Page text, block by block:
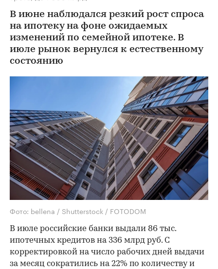
В июне наблюдался резкий рост спроса
на ипотеку на фоне ожидаемых
изменений по семейной ипотеке. В
июле рынок вернулся к естественному
состоянию
Фото: bellena / Shutterstock / FOTODOM
В июле российские банки выдали 86 тыс.
ипотечных кредитов на 336 млрд руб. С
корректировкой на число рабочих дней выдачи
за месяц сократились на 22% по количеству и